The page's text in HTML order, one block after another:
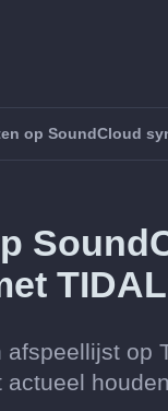
op SoundCloud
op